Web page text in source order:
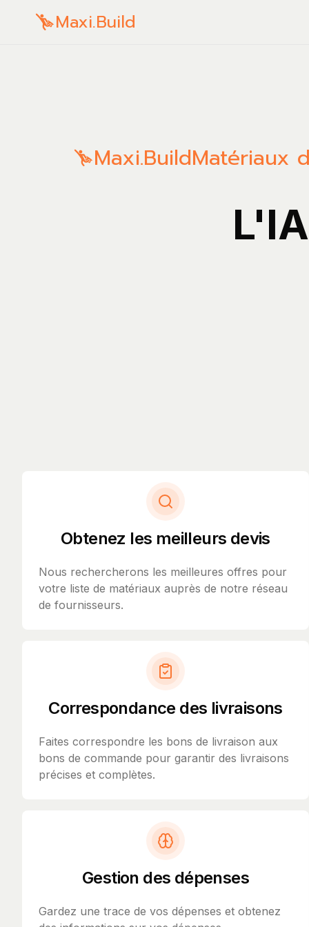
Maxi.Build
Maxi.BuildMatériaux
Obtenez les meilleurs devis
Nous rechercherons les meilleures offres pour
votre liste de matériaux auprès de notre réseau
de fournisseurs.
Correspondance des livraisons
Faites correspondre les bons de livraison aux
bons de commande pour garantir des livraisons
précises et complètes.
Gestion des dépenses
Gardez une trace de vos dépenses et obtenez